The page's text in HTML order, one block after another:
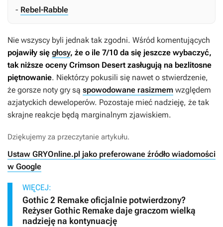
- Rebel-Rabble
Nie wszyscy byli jednak tak zgodni. Wśród komentujących
pojawiły się głosy, że o ile 7/10 da się jeszcze wybaczyć,
tak niższe oceny Crimson Desert zasługują na bezlitosne
piętnowanie. Niektórzy pokusili się nawet o stwierdzenie,
że gorsze noty gry są spowodowane rasizmem względem
azjatyckich deweloperów. Pozostaje mieć nadzieję, że tak
skrajne reakcje będą marginalnym zjawiskiem.
Dziękujemy za przeczytanie artykułu.
Ustaw GRYOnline.pl jako preferowane źródło wiadomości
w Google
WIĘCEJ:
Gothic 2 Remake oficjalnie potwierdzony?
Reżyser Gothic Remake daje graczom wielką
nadzieję na kontynuację